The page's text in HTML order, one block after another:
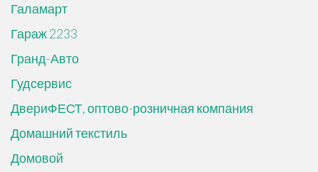
Галамарт
Гараж 2233
Гранд-Авто
Гудсервис
ДвериФЕСТ, оптово-розничная компания
Домашний текстиль
Домовой